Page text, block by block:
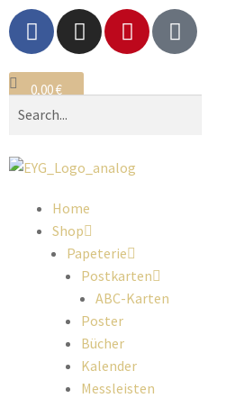
0,00€
Home
Shop
Papeterie
Postkarten
ABC-Karten
Poster
Bücher
Kalender
Messleisten